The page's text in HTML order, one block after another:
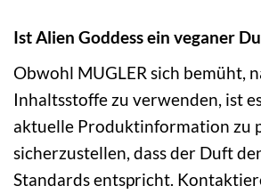
Ist Alien Goddess ein veganer
Obwohl MUGLER sich bemüht,
Inhaltsstoffe zu verwenden, ist
aktuelle Produktinformation zu
sicherzustellen, dass der Duft
Standards entspricht.